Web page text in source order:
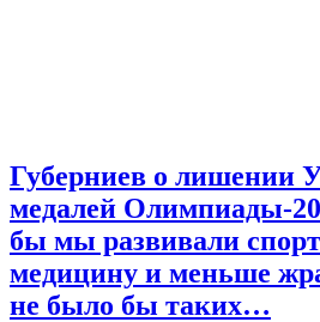
Губерниев о лишении
медалей Олимпиады-
бы мы развивали
медицину и меньше
не было бы таких…